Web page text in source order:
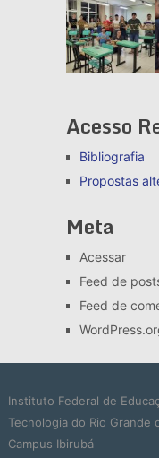
Acesso
Bibliografia
Propostas
Meta
Acessar
Feed de
Feed de
Instituto Federal de
Tecnologia do Rio Grande
Campus Ibirubá